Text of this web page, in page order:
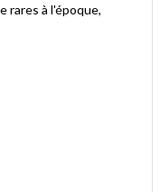
rares à l'époque,